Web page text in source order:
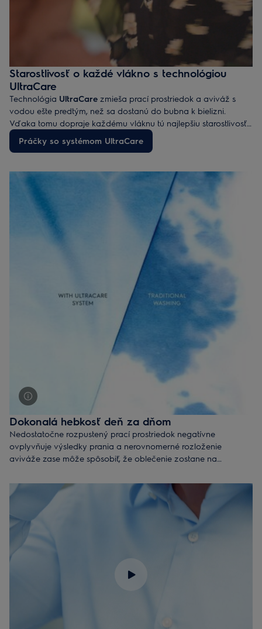
Starostlivosť o každé vlákno s technológiou
UltraCare
Technológia UltraCare zmieša prací prostriedok a aviváž s
vodou ešte predtým, než sa dostanú do bubna k bielizni.
Vďaka tomu dopraje každému vláknu tú najlepšiu starostlivosť
a ochranu. Výsledkom je hebké, mäkké a dokonale čisté
oblečenie, ktoré si dlhšie zachová perfektný vzhľad.
Práčky so systémom UltraCare
Dokonalá hebkosť deň za dňom
Nedostatočne rozpustený prací prostriedok negatívne
ovplyvňuje výsledky prania a nerovnomerné rozloženie
aviváže zase môže spôsobiť, že oblečenie zostane na
zmieša prací prostriedok a neskôr aviváž s vodou ešte pred
samotným kontaktom s bielizňou. Každé vlákno vášho odevu
tak bude perfektne čisté a chránené a vy si môžete užívať
svieže a hebké oblečenie.